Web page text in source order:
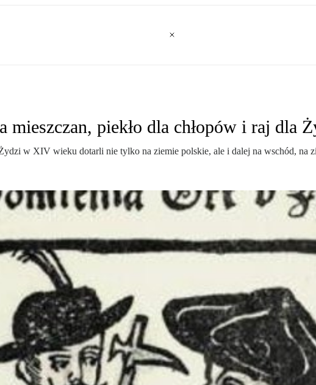
mieszczan, piekło dla chłopów i raj dla
w XIV wieku dotarli nie tylko na ziemie polskie, ale i dalej na wschód, na